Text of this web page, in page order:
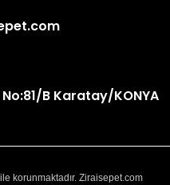
B Karatay/KONYA
korunmaktadır. Ziraisepet.com